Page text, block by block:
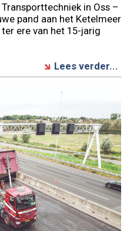
in Oss –
pand aan het Ketelmeer
ere van het 15-jarig
Lees verder...